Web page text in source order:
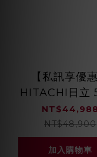
【私訊享優惠
HITACHI日立
變頻雙門對開
RS600PTW 冷
凍 大容量左
NT$44,988
NT$48,900
加入購物車